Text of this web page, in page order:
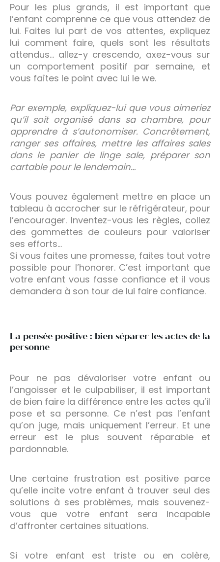
Pour les plus grands, il est important que
l’enfant comprenne ce que vous attendez de
lui. Faites lui part de vos attentes, expliquez
lui comment faire, quels sont les résultats
attendus… allez-y crescendo, axez-vous sur
un comportement positif par semaine, et
vous faîtes le point avec lui le we.
Par exemple, expliquez-lui que vous aimeriez
qu’il soit organisé dans sa chambre, pour
apprendre à s’autonomiser. Concrètement,
ranger ses affaires, mettre les affaires sales
dans le panier de linge sale, préparer son
cartable pour le lendemain…
Vous pouvez également mettre en place un
tableau à accrocher sur le réfrigérateur, pour
l’encourager. Inventez-vous les règles, collez
des gommettes de couleurs pour valoriser
ses efforts…
Si vous faites une promesse, faites tout votre
possible pour l’honorer. C’est important que
votre enfant vous fasse confiance et il vous
demandera à son tour de lui faire confiance.
La pensée positive : bien séparer les actes de la
personne
Pour ne pas dévaloriser votre enfant ou
l’angoisser et le culpabiliser, il est important
de bien faire la différence entre les actes qu’il
pose et sa personne. Ce n’est pas l’enfant
qu’on juge, mais uniquement l’erreur. Et une
erreur est le plus souvent réparable et
pardonnable.
Une certaine frustration est positive parce
qu’elle incite votre enfant à trouver seul des
solutions à ses problèmes, mais souvenez-
vous que votre enfant sera incapable
d’affronter certaines situations.
Si votre enfant est triste ou en colère,